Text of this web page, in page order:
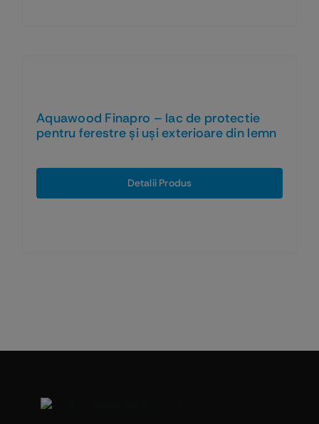
Aquawood Finapro – lac de protectie
pentru ferestre și uși exterioare din lemn
Detalii Produs